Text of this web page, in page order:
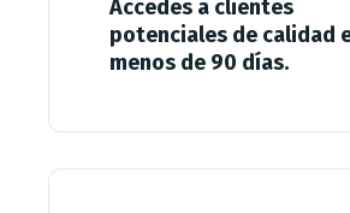
Accedes a clientes
potenciales de calidad
menos de 90 días.